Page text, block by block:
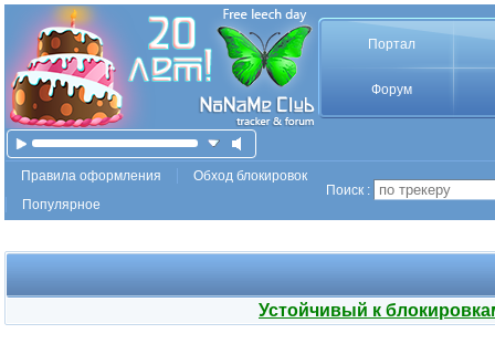
Портал
Форум
Правила оформления
Обход блокировок
Популярное
Поиск :
Устойчивый к